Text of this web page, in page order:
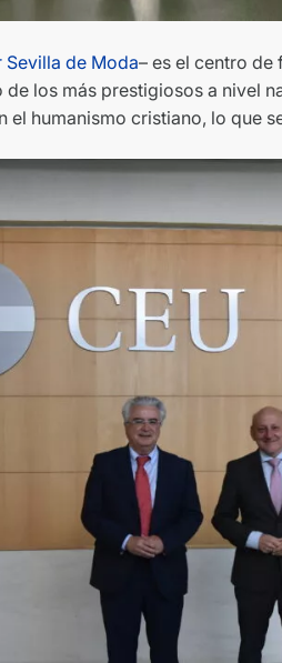
Sevilla de Moda– es el centro
de los más prestigiosos a nivel
el humanismo cristiano, lo que